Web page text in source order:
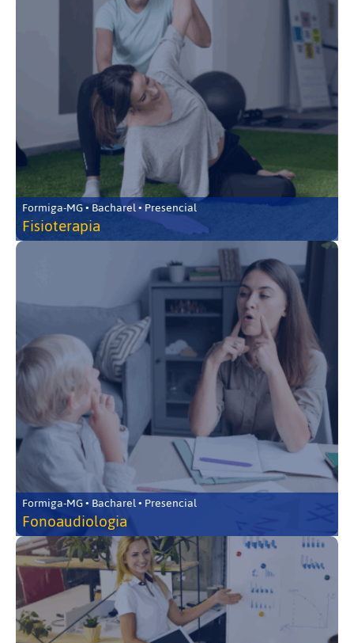
Formiga-MG • Bacharel • Presencial
Fisioterapia
Formiga-MG • Bacharel • Presencial
Fonoaudiologia